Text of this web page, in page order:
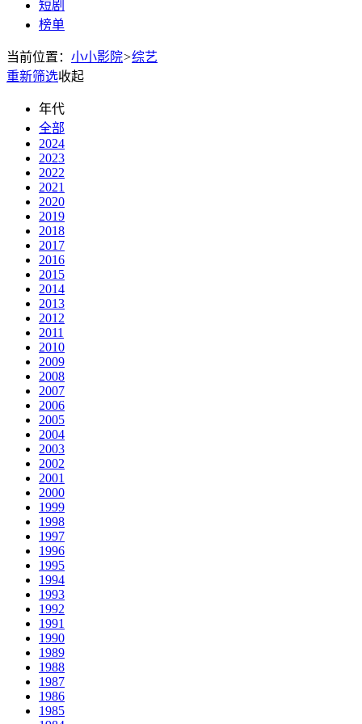
短剧
榜单
当前位置： 小小影院>综艺
重新筛选收起
年代
全部
2024
2023
2022
2021
2020
2019
2018
2017
2016
2015
2014
2013
2012
2011
2010
2009
2008
2007
2006
2005
2004
2003
2002
2001
2000
1999
1998
1997
1996
1995
1994
1993
1992
1991
1990
1989
1988
1987
1986
1985